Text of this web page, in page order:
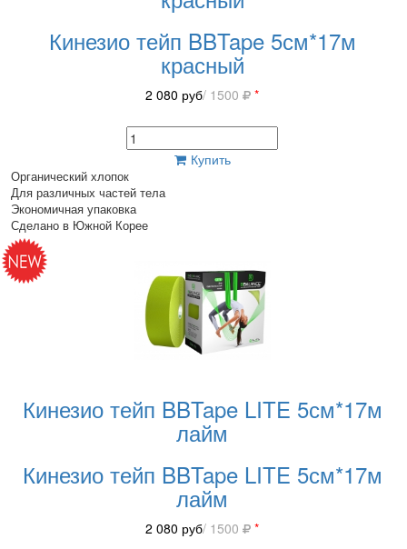
Кинезио тейп BBTape 5см*17м
красный
2 080 руб/ 1500 *
Купить
Органический хлопок
Для различных частей тела
Экономичная упаковка
Сделано в Южной Корее
Кинезио тейп BBTape LITE 5см*17м
лайм
Кинезио тейп BBTape LITE 5см*17м
лайм
2 080 руб/ 1500 *